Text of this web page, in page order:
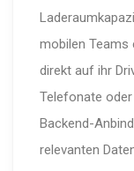
mobilen Teams
direkt auf ihr
Telefonate
Backend-
relevanten